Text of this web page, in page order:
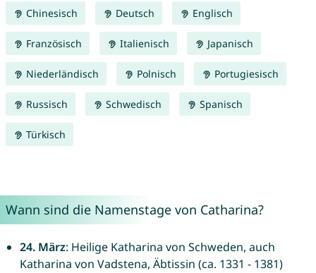
Chinesisch Deutsch Englisch
Französisch Italienisch Japanisch
Niederländisch Polnisch Portugiesisch
Russisch Schwedisch Spanisch
Türkisch
Wann sind die Namenstage von Catharina?
24. März: Heilige Katharina von Schweden, auch
Katharina von Vadstena, Äbtissin (ca. 1331 - 1381)